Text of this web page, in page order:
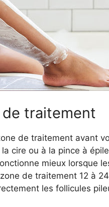
de traitement
de traitement avant
la cire ou à la pince à
mieux lorsque
de traitement 12 à
les follicules